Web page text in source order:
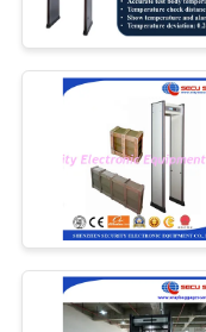
PRIVACY
POLICY